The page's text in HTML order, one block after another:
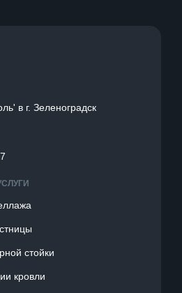
в г. Зеленоградск
стойки
кровли